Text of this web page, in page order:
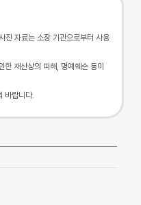
진 자료는 소장 기관으로부터 사용
재산상의 피해, 명예훼손 등이
바랍니다.